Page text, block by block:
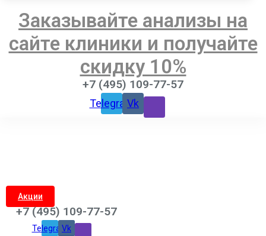
Заказывайте анализы на
сайте клиники и получайте
скидку 10%
+7 (495) 109-77-57
TelegramVk
Акции
+7 (495) 109-77-57
TelegramVk